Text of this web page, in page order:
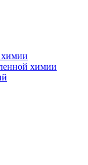
химии
химии